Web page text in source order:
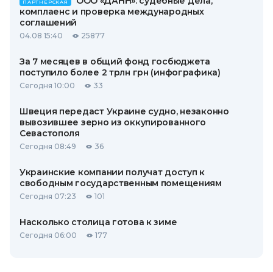
ПАРТНЕРСКАЯ
комплаенс и проверка международных
соглашений
04.08 15:40 25877
За 7 месяцев в общий фонд госбюджета
поступило более 2 трлн грн (инфографика)
Сегодня 10:00 33
Швеция передаст Украине судно, незаконно
вывозившее зерно из оккупированного
Севастополя
Сегодня 08:49 36
Украинские компании получат доступ к
свободным государственным помещениям
Сегодня 07:23 101
Насколько столица готова к зиме
Сегодня 06:00 177